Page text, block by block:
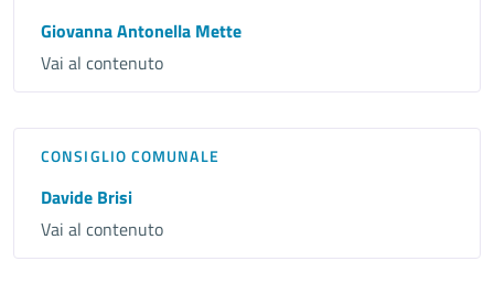
Giovanna Antonella Mette
Vai al contenuto
CONSIGLIO COMUNALE
Davide Brisi
Vai al contenuto